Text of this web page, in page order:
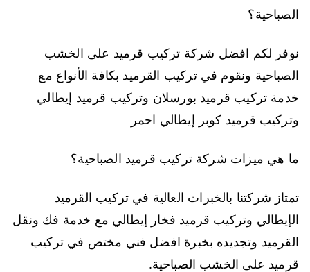
الصباحية؟
نوفر لكم افضل شركة تركيب قرميد على الخشب
الصباحية ونقوم في تركيب القرميد بكافة الأنواع مع
خدمة تركيب قرميد بورسلان وتركيب قرميد إيطالي
وتركيب قرميد كوبر إيطالي احمر
ما هي ميزات شركة تركيب قرميد الصباحية؟
تمتاز شركتنا بالخبرات العالية في تركيب القرميد
الإيطالي وتركيب قرميد فخار إيطالي مع خدمة فك ونقل
القرميد وتجديده بخبرة افضل فني مختص في تركيب
قرميد على الخشب الصباحية.